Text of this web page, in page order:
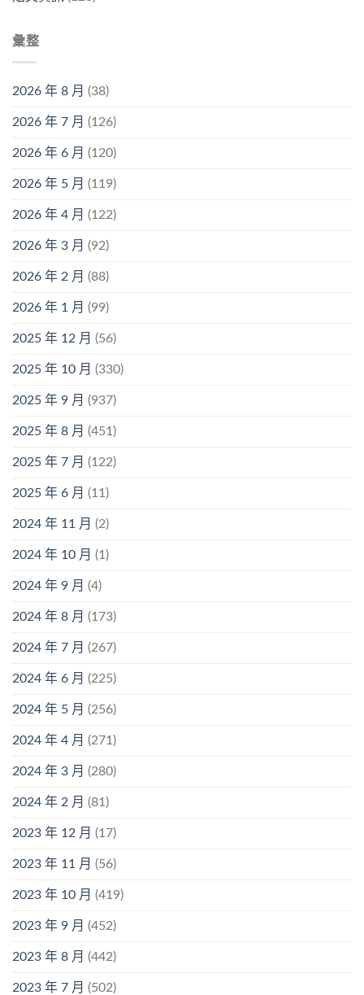
彙整
2026 年 8 月 (38)
2026 年 7 月 (126)
2026 年 6 月 (120)
2026 年 5 月 (119)
2026 年 4 月 (122)
2026 年 3 月 (92)
2026 年 2 月 (88)
2026 年 1 月 (99)
2025 年 12 月 (56)
2025 年 10 月 (330)
2025 年 9 月 (937)
2025 年 8 月 (451)
2025 年 7 月 (122)
2025 年 6 月 (11)
2024 年 11 月 (2)
2024 年 10 月 (1)
2024 年 9 月 (4)
2024 年 8 月 (173)
2024 年 7 月 (267)
2024 年 6 月 (225)
2024 年 5 月 (256)
2024 年 4 月 (271)
2024 年 3 月 (280)
2024 年 2 月 (81)
2023 年 12 月 (17)
2023 年 11 月 (56)
2023 年 10 月 (419)
2023 年 9 月 (452)
2023 年 8 月 (442)
2023 年 7 月 (502)